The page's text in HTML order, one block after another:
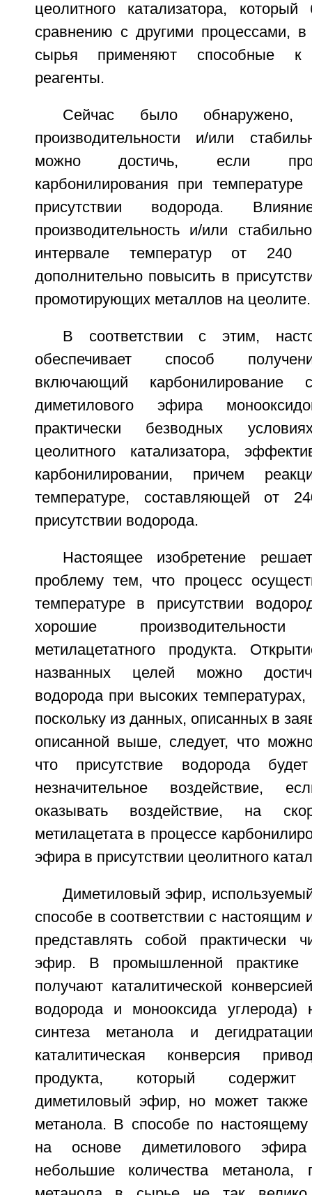
цеолитного катализатора,
сравнению с другими процессами, в
сырья применяют способные к
реагенты.
Сейчас было обнаружено,
производительности и/или
можно достичь, если
карбонилирования при
присутствии водорода.
производительность и/или
интервале температур от
дополнительно повысить в
промотирующих металлов на цеолите.
В соответствии с этим,
обеспечивает способ
включающий
диметилового эфира
практически безводных
цеолитного катализатора,
карбонилировании, причем
температуре, составляющей от
присутствии водорода.
Настоящее изобретение
проблему тем, что процесс
температуре в присутствии
хорошие
метилацетатного продукта.
названных целей можно
водорода при высоких
поскольку из данных, описанных в
описанной выше, следует, что
что присутствие водорода
незначительное воздействие,
оказывать воздействие, на
метилацетата в процессе
эфира в присутствии цеолитного
Диметиловый эфир,
способе в соответствии с настоящим
представлять собой практически
эфир. В промышленной практике
получают каталитической
водорода и монооксида углерода)
синтеза метанола и
каталитическая конверсия
продукта, который содержит
диметиловый эфир, но может также
метанола. В способе по
на основе диметилового
небольшие количества метанола,